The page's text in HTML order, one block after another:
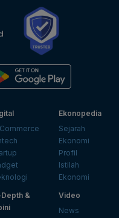
Ekonopedia
Sejarah
Ekonomi
Profil
Istilah
Ekonomi
&
Video
News